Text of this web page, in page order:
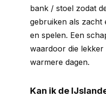
bank / stoel zodat
gebruiken als zacht
en spelen. Een
waardoor die lekker
warmere dagen.
Kan ik de